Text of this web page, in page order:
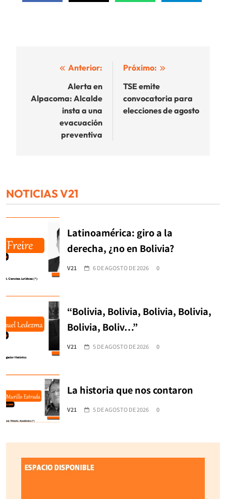
Navegación
entradas
Anterior:
Alerta en
Alpacoma: Alcalde
insta a una
evacuación
preventiva
Próximo:
TSE emite
convocatoria para
elecciones de agosto
NOTICIAS V21
Latinoamérica: giro a la
derecha, ¿no en Bolivia?
V21 6 DE AGOSTO DE 2026 0
“Bolivia, Bolivia, Bolivia, Bolivia,
Bolivia, Boliv…”
V21 5 DE AGOSTO DE 2026 0
La historia que nos contaron
V21 5 DE AGOSTO DE 2026 0